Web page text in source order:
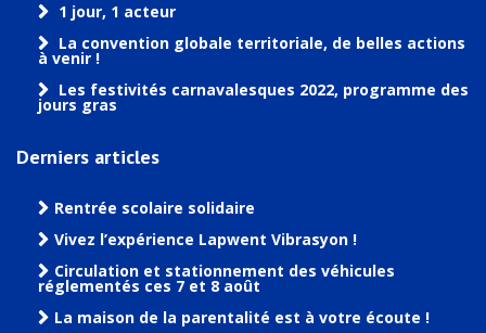
1 jour, 1 acteur
La convention globale territoriale, de belles actions
à venir !
Les festivités carnavalesques 2022, programme des
jours gras
Derniers articles
Rentrée scolaire solidaire
Vivez l’expérience Lapwent Vibrasyon !
Circulation et stationnement des véhicules
réglementés ces 7 et 8 août
La maison de la parentalité est à votre écoute !